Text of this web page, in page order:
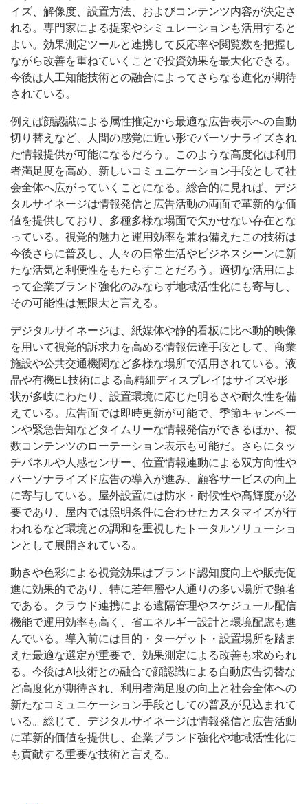
イズ、解像度、設置方法、およびコンテンツ内容が決定さ
れる。専門家による提案やシミュレーションも活用すると
よい。効果測定ツールと連携して反応率や閲覧数を把握し
ながら改善を重ねていくことで投資効果を最大化できる。
今後は人工知能技術との融合によってさらなる進化が期待
されている。
例えば顔認識による属性推定から最適な広告表示への自動
切り替えなど、人間の感覚に近い形でパーソナライズされ
た情報提供が可能になるだろう。このような高度化は利用
者満足度を高め、新しいコミュニケーション手段として社
会全体へ広がっていくことになる。総合的に見れば、デジ
タルサイネージは情報発信と広告活動の両面で革新的な価
値を提供しており、多種多様な場面で欠かせない存在とな
っている。視覚的魅力と運用効率を兼ね備えたこの技術は
今後さらに普及し、人々の日常生活やビジネスシーンに新
たな活気と利便性をもたらすことだろう。適切な活用によ
って企業ブランド強化のみならず地域活性化にも寄与し、
その可能性は無限大と言える。
デジタルサイネージは、紙媒体や静的看板に比べ動的映像
を用いて視覚的訴求力を高める情報伝達手段として、商業
施設や公共交通機関など多様な場所で活用されている。液
晶や有機EL技術による高精細ディスプレイはサイズや形
状が多岐にわたり、設置環境に応じた明るさや耐久性を備
えている。広告面では即時更新が可能で、季節キャンペー
ンや緊急告知などタイムリーな情報発信ができるほか、複
数コンテンツのローテーション表示も可能だ。さらにタッ
チパネルや人感センサー、位置情報連動による双方向性や
パーソナライズド広告の導入が進み、顧客サービスの向上
に寄与している。屋外設置には防水・耐候性や高輝度が必
要であり、屋内では照明条件に合わせたカスタマイズが行
われるなど環境との調和を重視したトータルソリューショ
ンとして展開されている。
動きや色彩による視覚効果はブランド認知度向上や販売促
進に効果的であり、特に若年層や人通りの多い場所で顕著
である。クラウド連携による遠隔管理やスケジュール配信
機能で運用効率も高く、省エネルギー設計と環境配慮も進
んでいる。導入前には目的・ターゲット・設置場所を踏ま
えた最適な選定が重要で、効果測定による改善も求められ
る。今後はAI技術との融合で顔認識による自動広告切替な
ど高度化が期待され、利用者満足度の向上と社会全体への
新たなコミュニケーション手段としての普及が見込まれて
いる。総じて、デジタルサイネージは情報発信と広告活動
に革新的価値を提供し、企業ブランド強化や地域活性化に
も貢献する重要な技術と言える。